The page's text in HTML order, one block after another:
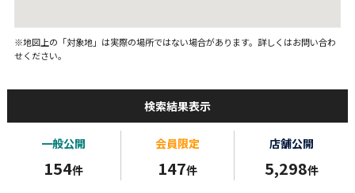
※地図上の「対象地」は実際の場所ではない場合があります。詳しくはお問い合わ
せください。
検索結果表示
一般公開
154件
会員限定
147件
店舗公開
5,298件